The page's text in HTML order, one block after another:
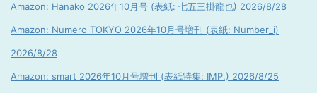
Amazon: Hanako 2026年10月号 (表紙: 七五三掛龍也) 2026/8/28
Amazon: Numero TOKYO 2026年10月号増刊 (表紙: Number_i)
2026/8/28
Amazon: smart 2026年10月号増刊 (表紙特集: IMP.) 2026/8/25